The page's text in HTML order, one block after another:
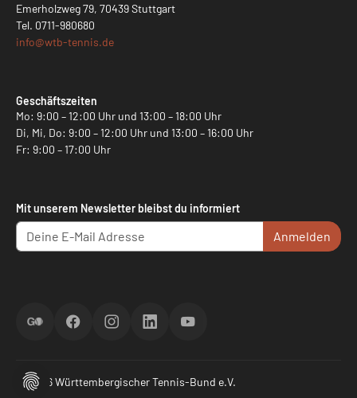
Emerholzweg 79, 70439 Stuttgart
Tel. 0711-980680
info@wtb-tennis.de
Geschäftszeiten
Mo: 9:00 – 12:00 Uhr und 13:00 – 18:00 Uhr
Di, Mi, Do: 9:00 – 12:00 Uhr und 13:00 – 16:00 Uhr
Fr: 9:00 – 17:00 Uhr
Mit unserem Newsletter bleibst du informiert
Anmelden
ScoreGOFacebookInstagramLinkedInYouTube
© 2026 Württembergischer Tennis-Bund e.V.